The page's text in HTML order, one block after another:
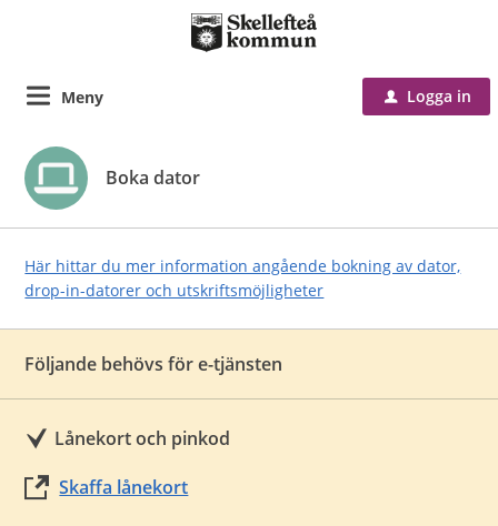
Meny u Logga in
Boka dator
Här hittar du mer information angående bokning av dator,
drop-in-datorer och utskriftsmöjligheter
Följande behövs för e-tjänsten
Lånekort och pinkod
Skaffa lånekort